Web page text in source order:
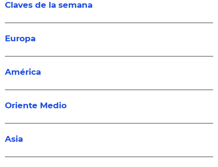
Claves de la semana
Europa
América
Oriente Medio
Asia